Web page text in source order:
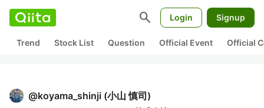
search Login Signup
Trend Stock List Question Official Event Official
@koyama_shinji (小山 慎司)